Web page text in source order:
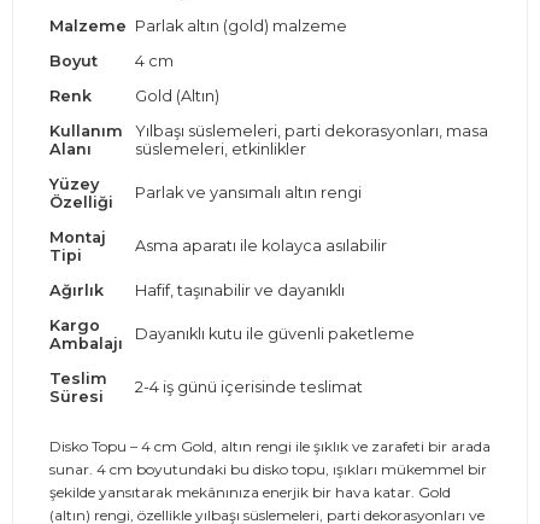
Malzeme Parlak altın (gold) malzeme
Boyut
4 cm
Renk
Gold (Altın)
Kullanım
Alanı
Yılbaşı süslemeleri, parti dekorasyonları, masa
süslemeleri, etkinlikler
Yüzey
Özelliği
Parlak ve yansımalı altın rengi
Montaj
Tipi
Asma aparatı ile kolayca asılabilir
Ağırlık
Hafif, taşınabilir ve dayanıklı
Kargo
Ambalajı
Dayanıklı kutu ile güvenli paketleme
Teslim
Süresi
2-4 iş günü içerisinde teslimat
Disko Topu – 4 cm Gold, altın rengi ile şıklık ve zarafeti bir arada
sunar. 4 cm boyutundaki bu disko topu, ışıkları mükemmel bir
şekilde yansıtarak mekânınıza enerjik bir hava katar. Gold
(altın) rengi, özellikle yılbaşı süslemeleri, parti dekorasyonları ve